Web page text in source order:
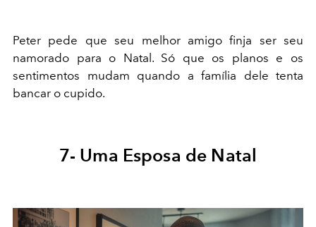
Peter pede que seu melhor amigo finja ser seu
namorado para o Natal. Só que os planos e os
sentimentos mudam quando a família dele tenta
bancar o cupido.
7- Uma Esposa de Natal